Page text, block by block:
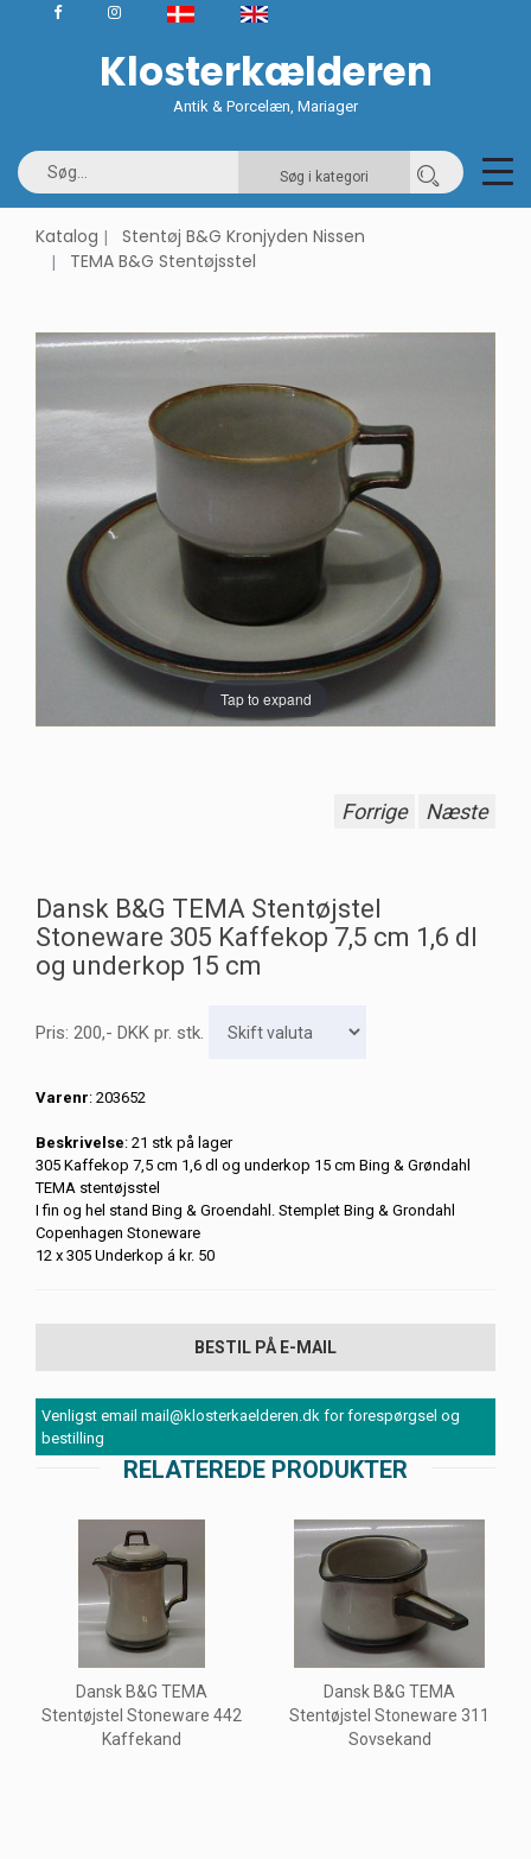
Klosterkælderen
Antik & Porcelæn, Mariager
Søg i kategori
Katalog
Stentøj B&G Kronjyden Nissen
TEMA B&G Stentøjsstel
Tap to expand
Forrige Næste
Dansk B&G TEMA Stentøjstel
Stoneware 305 Kaffekop 7,5 cm 1,6 dl
og underkop 15 cm
Pris: 200,- DKK pr. stk.
Varenr: 203652
Beskrivelse: 21 stk på lager
305 Kaffekop 7,5 cm 1,6 dl og underkop 15 cm Bing & Grøndahl
TEMA stentøjsstel
I fin og hel stand Bing & Groendahl. Stemplet Bing & Grondahl
Copenhagen Stoneware
12 x 305 Underkop á kr. 50
BESTIL PÅ E-MAIL
Venligst email mail@klosterkaelderen.dk for forespørgsel og
bestilling
RELATEREDE PRODUKTER
Dansk B&G TEMA
Stentøjstel Stoneware 442
Kaffekand
Dansk B&G TEMA
Stentøjstel Stoneware 311
Sovsekand